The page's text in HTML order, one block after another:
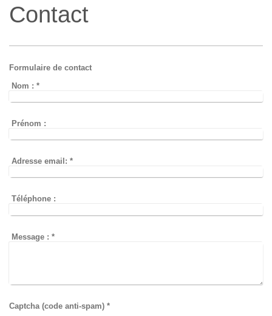
Contact
Formulaire de contact
Nom : *
Prénom :
Adresse email: *
Téléphone :
Message : *
Captcha (code anti-spam) *